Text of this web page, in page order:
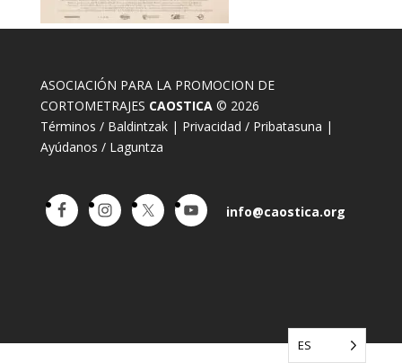
ASOCIACIÓN PARA LA PROMOCION DE
CORTOMETRAJES CAOSTICA© 2026
Términos / Baldintzak| Privacidad / Pribatasuna |
Ayúdanos / Laguntza
info@caostica.org
ES